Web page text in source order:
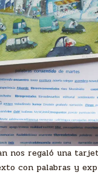
nos regaló una
con palabras y